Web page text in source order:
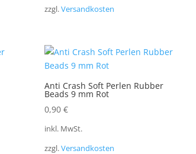
zzgl.Versandkosten
Anti Crash Soft Perlen Rubber
Beads 9 mm Rot
0,90 €
inkl. MwSt.
zzgl.Versandkosten